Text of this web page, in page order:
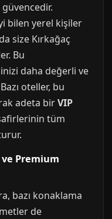
bilen yerel kişiler
size Kırkağaç
Bu
daha değerli ve
oteller, bu
adeta birVIP
tüm
Premium
bazı konaklama
de